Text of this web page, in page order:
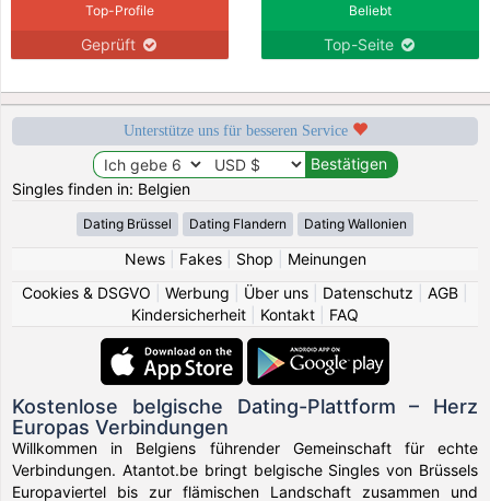
Top-Profile
Geprüft
Beliebt
Top-Seite
Unterstütze uns für besseren Service
Singles finden in: Belgien
Dating Brüssel Dating Flandern Dating Wallonien
News| Fakes| Shop
Meinungen
Cookies & DSGVO
Werbung Über uns Datenschutz AGB
Kindersicherheit
Kontakt FAQ
Kostenlose belgische Dating-Plattform – Herz
Europas Verbindungen
Willkommen in Belgiens führender Gemeinschaft für echte
Verbindungen. Atantot.be bringt belgische Singles von Brüssels
Europaviertel bis zur flämischen Landschaft zusammen und